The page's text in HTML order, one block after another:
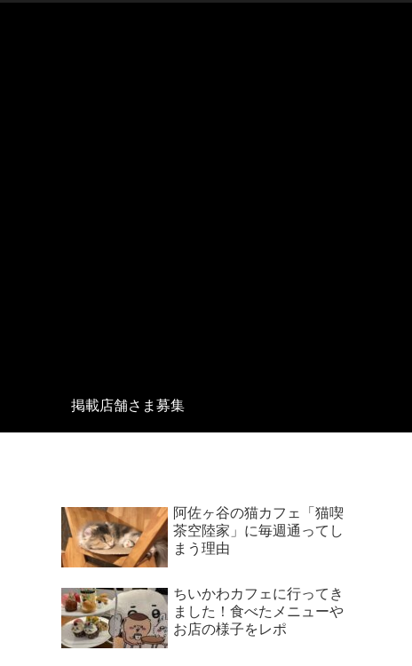
掲載店舗さま募集
阿佐ヶ谷の猫カフェ「猫喫
茶空陸家」に毎週通ってし
まう理由
ちいかわカフェに行ってき
ました！食べたメニューや
お店の様子をレポ